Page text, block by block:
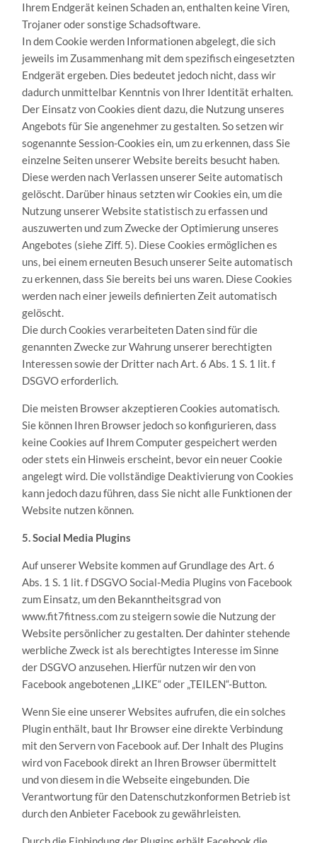
Ihrem Endgerät keinen Schaden an, enthalten keine Viren,
Trojaner oder sonstige Schadsoftware.
In dem Cookie werden Informationen abgelegt, die sich
jeweils im Zusammenhang mit dem spezifisch eingesetzten
Endgerät ergeben. Dies bedeutet jedoch nicht, dass wir
dadurch unmittelbar Kenntnis von Ihrer Identität erhalten.
Der Einsatz von Cookies dient dazu, die Nutzung unseres
Angebots für Sie angenehmer zu gestalten. So setzen wir
sogenannte Session-Cookies ein, um zu erkennen, dass Sie
einzelne Seiten unserer Website bereits besucht haben.
Diese werden nach Verlassen unserer Seite automatisch
gelöscht. Darüber hinaus setzten wir Cookies ein, um die
Nutzung unserer Website statistisch zu erfassen und
auszuwerten und zum Zwecke der Optimierung unseres
Angebotes (siehe Ziff. 5). Diese Cookies ermöglichen es
uns, bei einem erneuten Besuch unserer Seite automatisch
zu erkennen, dass Sie bereits bei uns waren. Diese Cookies
werden nach einer jeweils definierten Zeit automatisch
gelöscht.
Die durch Cookies verarbeiteten Daten sind für die
genannten Zwecke zur Wahrung unserer berechtigten
Interessen sowie der Dritter nach Art. 6 Abs. 1 S. 1 lit. f
DSGVO erforderlich.
Die meisten Browser akzeptieren Cookies automatisch.
Sie können Ihren Browser jedoch so konfigurieren, dass
keine Cookies auf Ihrem Computer gespeichert werden
oder stets ein Hinweis erscheint, bevor ein neuer Cookie
angelegt wird. Die vollständige Deaktivierung von Cookies
kann jedoch dazu führen, dass Sie nicht alle Funktionen der
Website nutzen können.
5. Social Media Plugins
Auf unserer Website kommen auf Grundlage des Art. 6
Abs. 1 S. 1 lit. f DSGVO Social-Media Plugins von Facebook
zum Einsatz, um den Bekanntheitsgrad von
www.fit7fitness.com zu steigern sowie die Nutzung der
Website persönlicher zu gestalten. Der dahinter stehende
werbliche Zweck ist als berechtigtes Interesse im Sinne
der DSGVO anzusehen. Hierfür nutzen wir den von
Facebook angebotenen „LIKE“ oder „TEILEN“-Button.
Wenn Sie eine unserer Websites aufrufen, die ein solches
Plugin enthält, baut Ihr Browser eine direkte Verbindung
mit den Servern von Facebook auf. Der Inhalt des Plugins
wird von Facebook direkt an Ihren Browser übermittelt
und von diesem in die Webseite eingebunden. Die
Verantwortung für den Datenschutzkonformen Betrieb ist
durch den Anbieter Facebook zu gewährleisten.